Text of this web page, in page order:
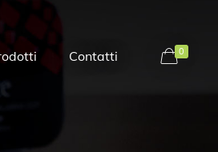
Contatti 0